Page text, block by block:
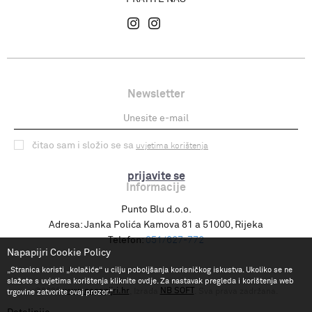
Newsletter
prijavite se
čitao sam i složio se sa uvjetima korištenja
Informacije
Punto Blu d.o.o.
Adresa: Janka Polića Kamova 81 a 51000, Rijeka
Telefon: 051/627-772
©2026www.napapijri.hr NB SOFT
Napapijri Cookie Policy
„Stranica koristi „kolačiće“ u cilju poboljšanja korisničkog iskustva. Ukoliko se ne
slažete s uvjetima korištenja kliknite ovdje. Za nastavak pregleda i korištenja web
trgovine zatvorite ovaj prozor.“